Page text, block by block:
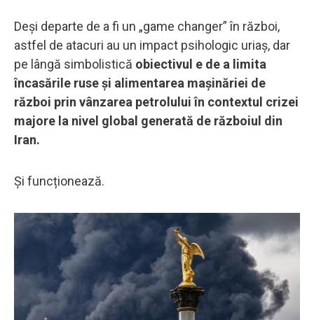
Deși departe de a fi un „game changer” în război,
astfel de atacuri au un impact psihologic uriaș, dar
pe lângă simbolistică obiectivul e de a limita
încasările ruse și alimentarea mașinăriei de
război prin vânzarea petrolului în contextul crizei
majore la nivel global generată de războiul din
Iran.
Și funcționează.